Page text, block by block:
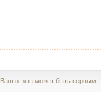
Ваш отзыв может быть первым.